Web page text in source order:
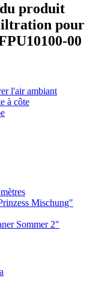
produit
pour
00
l'air ambiant
à côte
Mischung"
Sommer 2"